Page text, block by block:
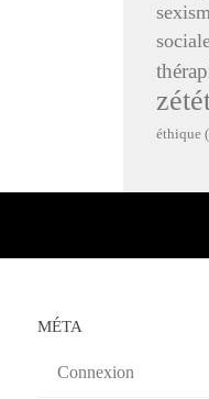
éthique
MÉTA
Connexion